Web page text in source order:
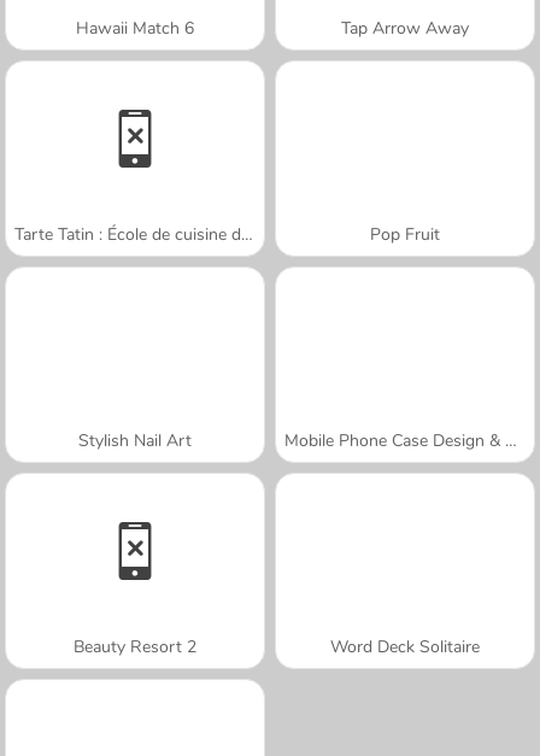
Hawaii Match 6 Tap Arrow Away
Tarte Tatin : École de cuisine de Sara Pop Fruit
Stylish Nail Art Mobile Phone Case Design & DIY
Beauty Resort 2 Word Deck Solitaire